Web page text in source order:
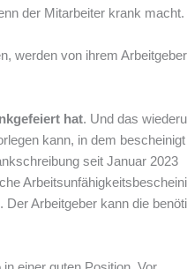
der Mitarbeiter krank macht.
werden von ihrem Arbeitgeber
hat. Und das
kann, in dem
seit Januar 2023
Arbeitgeber kann die